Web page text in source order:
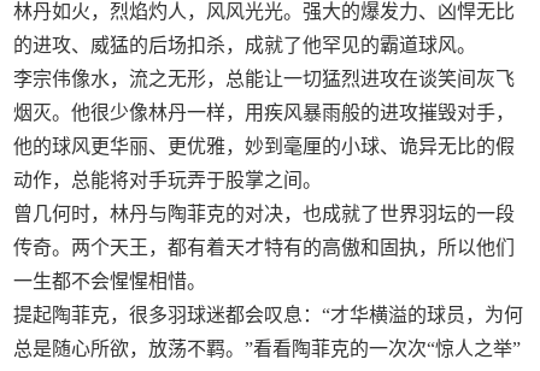
林丹如火，烈焰灼人，风风光光。强大的爆发力、凶悍无比
的进攻、威猛的后场扣杀，成就了他罕见的霸道球风。
李宗伟像水，流之无形，总能让一切猛烈进攻在谈笑间灰飞
烟灭。他很少像林丹一样，用疾风暴雨般的进攻摧毁对手，
他的球风更华丽、更优雅，妙到毫厘的小球、诡异无比的假
动作，总能将对手玩弄于股掌之间。
曾几何时，林丹与陶菲克的对决，也成就了世界羽坛的一段
传奇。两个天王，都有着天才特有的高傲和固执，所以他们
一生都不会惺惺相惜。
提起陶菲克，很多羽球迷都会叹息：“才华横溢的球员，为何
总是随心所欲，放荡不羁。”看看陶菲克的一次次“惊人之举”